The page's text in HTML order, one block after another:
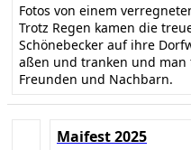
Fotos von einem
Trotz Regen kamen die
Schönebecker auf ihre
aßen und tranken und
Freunden und Nachbarn.
Maifest 2025